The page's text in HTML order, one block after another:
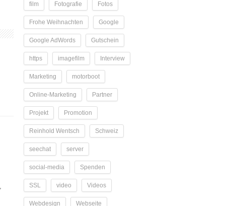
film Fotografie Fotos
Frohe Weihnachten Google
Google AdWords Gutschein
https imagefilm Interview
Marketing motorboot
Online-Marketing Partner
Projekt Promotion
Reinhold Wentsch Schweiz
seechat server
social-media Spenden
SSL video Videos
Webdesign Webseite